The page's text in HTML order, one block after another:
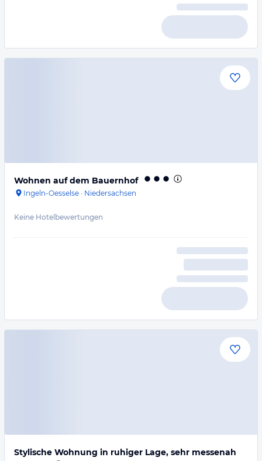
Wohnen auf dem Bauernhof
Ingeln-Oesselse · Niedersachsen
Keine Hotelbewertungen
Stylische Wohnung in ruhiger Lage, sehr messenah